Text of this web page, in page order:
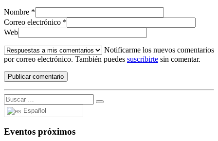
Nombre *
Correo electrónico *
Web
Notificarme los nuevos comentarios
por correo electrónico. También puedes suscribirte sin comentar.
Español
Eventos próximos